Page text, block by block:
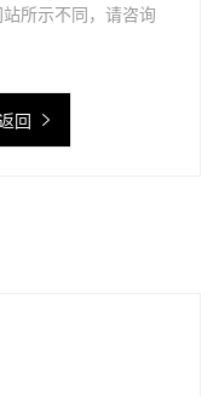
所示不同，请咨询
回